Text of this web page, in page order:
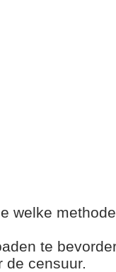
welke
te
de censuur.